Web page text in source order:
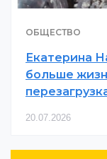
ОБЩЕСТВО
Екатерина
больше
20.07.2026